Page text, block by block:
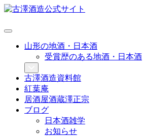
山形の地酒・日本酒
受賞歴のある地酒・日本酒
古澤酒造資料館
紅葉庵
居酒屋酒蔵澤正宗
ブログ
日本酒雑学
お知らせ